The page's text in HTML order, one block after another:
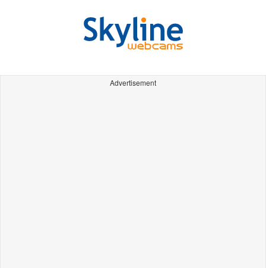
Advertisement